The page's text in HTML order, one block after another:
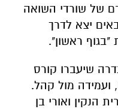
של שורדי השואה
יצא לדרך
ראשון".
24 תושבי גדרה שיעברו קורס
ועמידה מול קהל.
הנקין ואורי בן